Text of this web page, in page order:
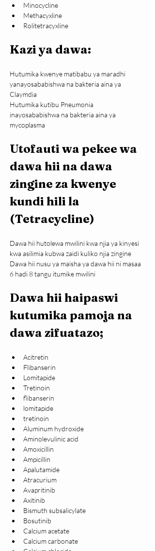
Minocycline
Methacyxline
Rolitetracyxline
Kazi ya dawa:
Hutumika kwenye matibabu ya maradhi
yanayosababishwa na bakteria aina ya
Claymdia
Hutumika kutibu Pneumonia
inayosababishwa na bakteria aina ya
mycoplasma
Utofauti wa pekee wa
dawa hii na dawa
zingine za kwenye
kundi hili la
(Tetracycline)
Dawa hii hutolewa mwilini kwa njia ya kinyesi
kwa asilimia kubwa zaidi kuliko njia zingine
Dawa hii nusu ya maisha ya dawa hii ni masaa
6 hadi 8 tangu itumike mwilini
Dawa hii haipaswi
kutumika pamoja na
dawa zifuatazo;
Acitretin
Flibanserin
Lomitapide
Tretinoin
flibanserin
lomitapide
tretinoin
Aluminum hydroxide
Aminolevulinic acid
Amoxicillin
Ampicillin
Apalutamide
Atracurium
Avapritinib
Axitinib
Bismuth subsalicylate
Bosutinib
Calcium acetate
Calcium carbonate